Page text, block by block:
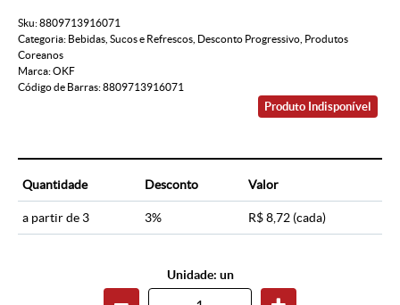
Sku:8809713916071
Categoria: Bebidas Sucos e Refrescos Desconto Progressivo Produtos
Coreanos
Marca:OKF
Código de Barras:8809713916071
Produto Indisponível
Quantidade Desconto Valor
a partir de 3 3% R$ 8,72 (cada)
Unidade: un